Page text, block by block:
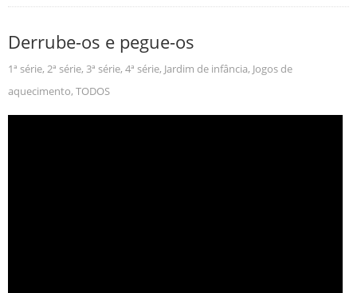
Derrube-os e pegue-os
1ª série, 2ª série, 3ª série, 4ª série, Jardim de infância, Jogos de
aquecimento, TODOS